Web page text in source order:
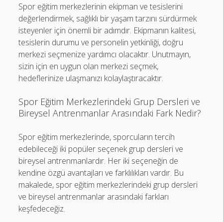
Spor eğitim merkezlerinin ekipman ve tesislerini
değerlendirmek, sağlıklı bir yaşam tarzını sürdürmek
isteyenler için önemli bir adımdır. Ekipmanın kalitesi,
tesislerin durumu ve personelin yetkinliği, doğru
merkezi seçmenize yardımcı olacaktır. Unutmayın,
sizin için en uygun olan merkezi seçmek,
hedeflerinize ulaşmanızı kolaylaştıracaktır.
Spor Eğitim Merkezlerindeki Grup Dersleri ve
Bireysel Antrenmanlar Arasındaki Fark Nedir?
Spor eğitim merkezlerinde, sporcuların tercih
edebileceği iki popüler seçenek grup dersleri ve
bireysel antrenmanlardır. Her iki seçeneğin de
kendine özgü avantajları ve farklılıkları vardır. Bu
makalede, spor eğitim merkezlerindeki grup dersleri
ve bireysel antrenmanlar arasındaki farkları
keşfedeceğiz.